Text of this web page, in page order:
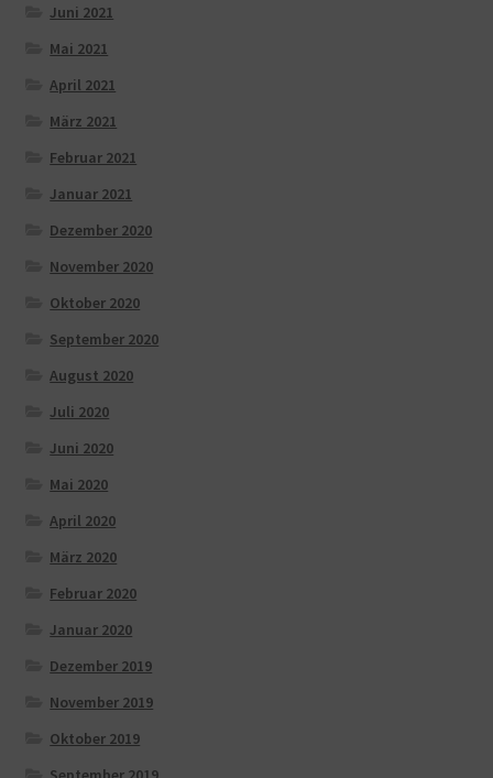
Juni 2021
Mai 2021
April 2021
März 2021
Februar 2021
Januar 2021
Dezember 2020
November 2020
Oktober 2020
September 2020
August 2020
Juli 2020
Juni 2020
Mai 2020
April 2020
März 2020
Februar 2020
Januar 2020
Dezember 2019
November 2019
Oktober 2019